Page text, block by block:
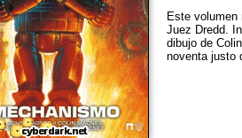
Este volumen
Juez Dredd.
dibujo de
noventa justo